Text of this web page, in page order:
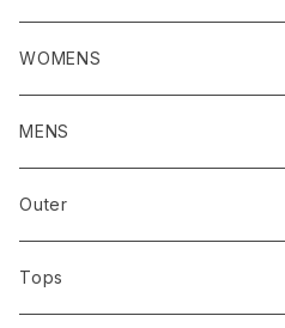
CAP/HAT
HOUDINI／フーディニ
GOSSAMER GEAR/ゴッサマーギア
AXESQUIN / アクシーズクイン
abokika アボキカ
RIDGE MOUNTAIN GEAR
AXESQUIN / アクシーズクイン
Bring
chaoras
WOMENS
アウター
トップス
ボトムス
MENS
アウター
トップス
Outer
Tops